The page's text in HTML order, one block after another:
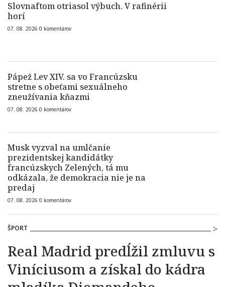
Slovnaftom otriasol výbuch. V rafinérii
horí
07. 08. 2026 0 komentárov
Pápež Lev XIV. sa vo Francúzsku
stretne s obeťami sexuálneho
zneužívania kňazmi
07. 08. 2026 0 komentárov
Musk vyzval na umlčanie
prezidentskej kandidátky
francúzskych Zelených, tá mu
odkázala, že demokracia nie je na
predaj
07. 08. 2026 0 komentárov
ŠPORT